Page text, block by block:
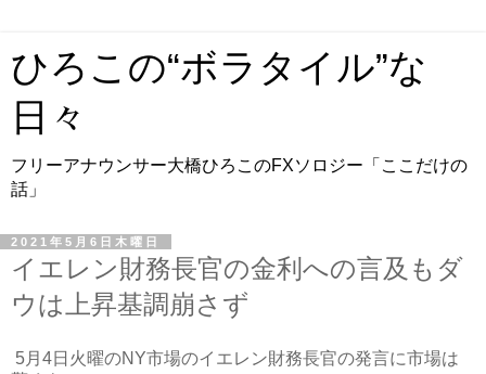
ひろこの“ボラタイル”な
日々
フリーアナウンサー大橋ひろこのFXソロジー「ここだけの
話」
2021年5月6日木曜日
イエレン財務長官の金利への言及もダ
ウは上昇基調崩さず
5月4日火曜のNY市場のイエレン財務長官の発言に市場は